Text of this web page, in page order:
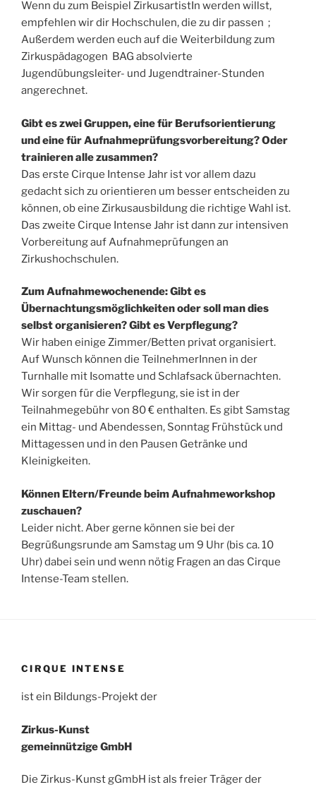
Wenn du zum Beispiel ZirkusartistIn werden willst,
empfehlen wir dir Hochschulen, die zu dir passen ;
Außerdem werden euch auf die Weiterbildung zum
Zirkuspädagogen BAG absolvierte
Jugendübungsleiter- und Jugendtrainer-Stunden
angerechnet.
Gibt es zwei Gruppen, eine für Berufsorientierung
und eine für Aufnahmeprüfungsvorbereitung? Oder
trainieren alle zusammen?
Das erste Cirque Intense Jahr ist vor allem dazu
gedacht sich zu orientieren um besser entscheiden zu
können, ob eine Zirkusausbildung die richtige Wahl ist.
Das zweite Cirque Intense Jahr ist dann zur intensiven
Vorbereitung auf Aufnahmeprüfungen an
Zirkushochschulen.
Zum Aufnahmewochenende: Gibt es
Übernachtungsmöglichkeiten oder soll man dies
selbst organisieren? Gibt es Verpflegung?
Wir haben einige Zimmer/Betten privat organisiert.
Auf Wunsch können die TeilnehmerInnen in der
Turnhalle mit Isomatte und Schlafsack übernachten.
Wir sorgen für die Verpflegung, sie ist in der
Teilnahmegebühr von 80 € enthalten. Es gibt Samstag
ein Mittag- und Abendessen, Sonntag Frühstück und
Mittagessen und in den Pausen Getränke und
Kleinigkeiten.
Können Eltern/Freunde beim Aufnahmeworkshop
zuschauen?
Leider nicht. Aber gerne können sie bei der
Begrüßungsrunde am Samstag um 9 Uhr (bis ca. 10
Uhr) dabei sein und wenn nötig Fragen an das Cirque
Intense-Team stellen.
CIRQUE INTENSE
ist ein Bildungs-Projekt der
Zirkus-Kunst
gemeinnützige GmbH
Die Zirkus-Kunst gGmbH ist als freier Träger der